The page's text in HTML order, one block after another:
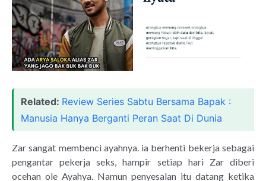
Related: Review Series Sabtu Bersama Bapak :
Manusia Hanya Berganti Peran Saat Di Dunia
Zar sangat membenci ayahnya. ia berhenti bekerja sebagai
pengantar pekerja seks, hampir setiap hari Zar diberi
ocehan ole Ayahya. Namun penyesalan itu datang ketika